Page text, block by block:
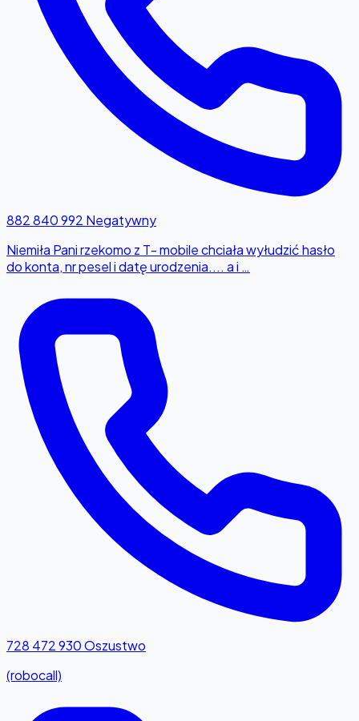
882 840 992 Negatywny
Niemiła Pani rzekomo z T- mobile chciała wyłudzić hasło
do konta, nr pesel i datę urodzenia.... a i …
728 472 930Oszustwo
(robocall)